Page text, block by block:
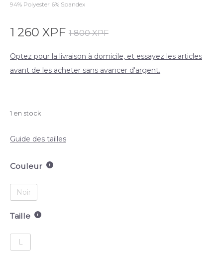
94% Polyester 6% Spandex
1 800XPF
1 260 XPF
Optez pour la livraison à domicile, et essayez les articles
avant de les acheter sans avancer d'argent.
1 en stock
Guide des tailles
Couleur
Noir
Taille
L